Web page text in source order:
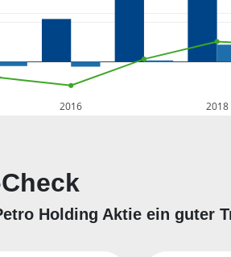
2016 2018
Holding Aktie ein guter